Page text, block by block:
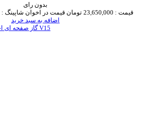
بدون رای
قیمت : 23,650,000 تومان قیمت در اخوان شاپینگ :
اضافه به سبد خرید